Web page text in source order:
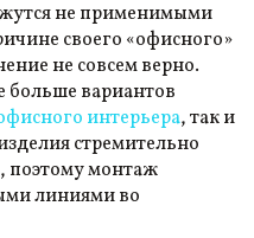
не применимыми
своего «офисного»
не совсем верно.
больше вариантов
интерьера, так и
стремительно
поэтому монтаж
линиями во